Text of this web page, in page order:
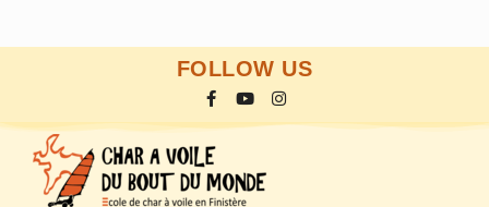
FOLLOW US